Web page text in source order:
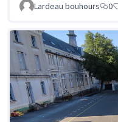
Lardeau bouhours
0